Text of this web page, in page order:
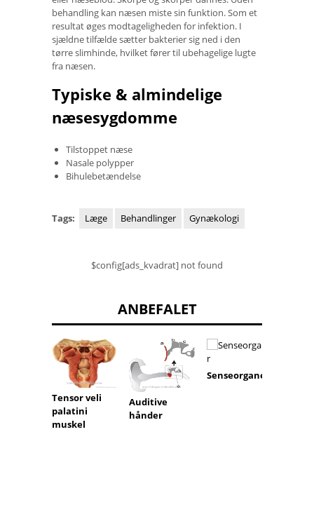
behandling kan næsen miste sin funktion. Som et
resultat øges modtageligheden for infektion. I
sjældne tilfælde sætter bakterier sig ned i den
tørre slimhinde, hvilket fører til ubehagelige lugte
fra næsen.
Typiske & almindelige
næsesygdomme
Tilstoppet næse
Nasale polypper
Bihulebetændelse
Tags: Læge Behandlinger Gynækologi
$config[ads_kvadrat] not found
ANBEFALET
Tensor veli
palatini
muskel
Auditive
hånder
Senseorganer